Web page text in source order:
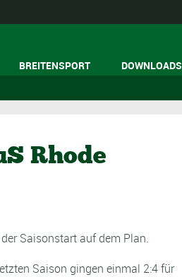
BREITENSPORT DOWNLOADS
Rhode
Saisonstart auf dem Plan.
Saison gingen einmal 2:4 für